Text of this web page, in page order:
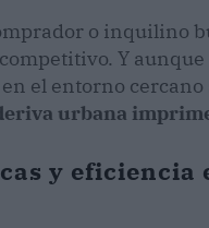
o inquilino
Y
el entorno
urbana
y